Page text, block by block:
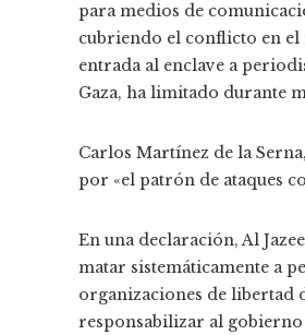
para medios de
cubriendo el conflicto en
entrada al enclave a
Gaza, ha limitado durante
Carlos Martínez de la
por «el patrón de ataques
En una declaración, Al
matar sistemáticamente a
organizaciones de libertad
responsabilizar al gobierno